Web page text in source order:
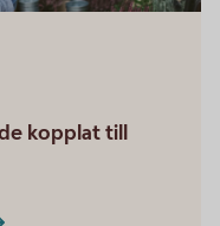
kopplat till